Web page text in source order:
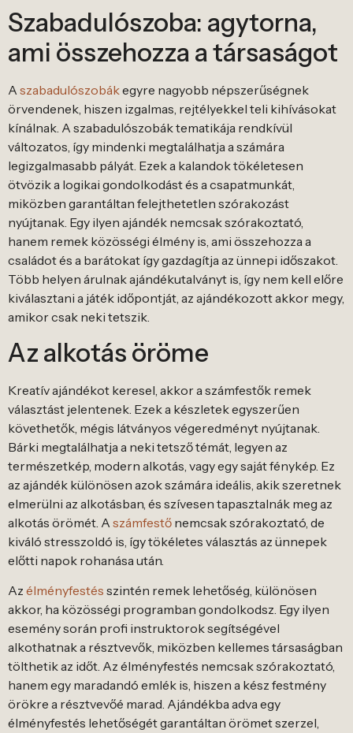
Szabadulószoba: agytorna,
ami összehozza a társaságot
A szabadulószobákegyre nagyobb népszerűségnek
örvendenek, hiszen izgalmas, rejtélyekkel teli kihívásokat
kínálnak. A szabadulószobák tematikája rendkívül
változatos, így mindenki megtalálhatja a számára
legizgalmasabb pályát. Ezek a kalandok tökéletesen
ötvözik a logikai gondolkodást és a csapatmunkát,
miközben garantáltan felejthetetlen szórakozást
nyújtanak. Egy ilyen ajándék nemcsak szórakoztató,
hanem remek közösségi élmény is, ami összehozza a
családot és a barátokat így gazdagítja az ünnepi időszakot.
Több helyen árulnak ajándékutalványt is, így nem kell előre
kiválasztani a játék időpontját, az ajándékozott akkor megy,
amikor csak neki tetszik.
Az alkotás öröme
Kreatív ajándékot keresel, akkor a számfestők remek
választást jelentenek. Ezek a készletek egyszerűen
követhetők, mégis látványos végeredményt nyújtanak.
Bárki megtalálhatja a neki tetsző témát, legyen az
természetkép, modern alkotás, vagy egy saját fénykép. Ez
az ajándék különösen azok számára ideális, akik szeretnek
elmerülni az alkotásban, és szívesen tapasztalnák meg az
alkotás örömét. A számfestő nemcsak szórakoztató, de
kiváló stresszoldó is, így tökéletes választás az ünnepek
előtti napok rohanása után.
Az élményfestés szintén remek lehetőség, különösen
akkor, ha közösségi programban gondolkodsz. Egy ilyen
esemény során profi instruktorok segítségével
alkothatnak a résztvevők, miközben kellemes társaságban
tölthetik az időt. Az élményfestés nemcsak szórakoztató,
hanem egy maradandó emlék is, hiszen a kész festmény
örökre a résztvevőé marad. Ajándékba adva egy
élményfestés lehetőségét garantáltan örömet szerzel,